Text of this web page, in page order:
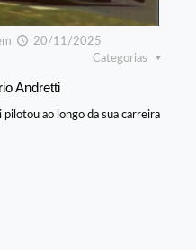
20/11/2025
Categorias
Andretti
ao longo da sua carreira